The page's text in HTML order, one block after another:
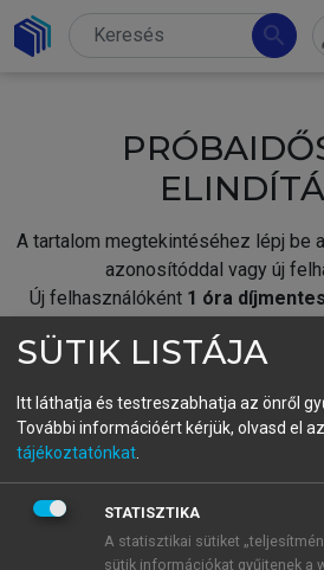
search
A tartalom megtekintéséhez lépj be
azonosítóddal vagy új
Új felhasználóként 1 óra
fiókoddal,vagy hozz
A regisztráció után apróbaidőszak
BELÉPÉS SAJÁT
SÜTIK LISTÁJA
Itt láthatja és testreszabhatja az önről
További információért kérjük, olvasd el az
tájékoztatónkat
STATISZTIKA
A statisztikai sütiket
sütik információkat gyűjtenek a